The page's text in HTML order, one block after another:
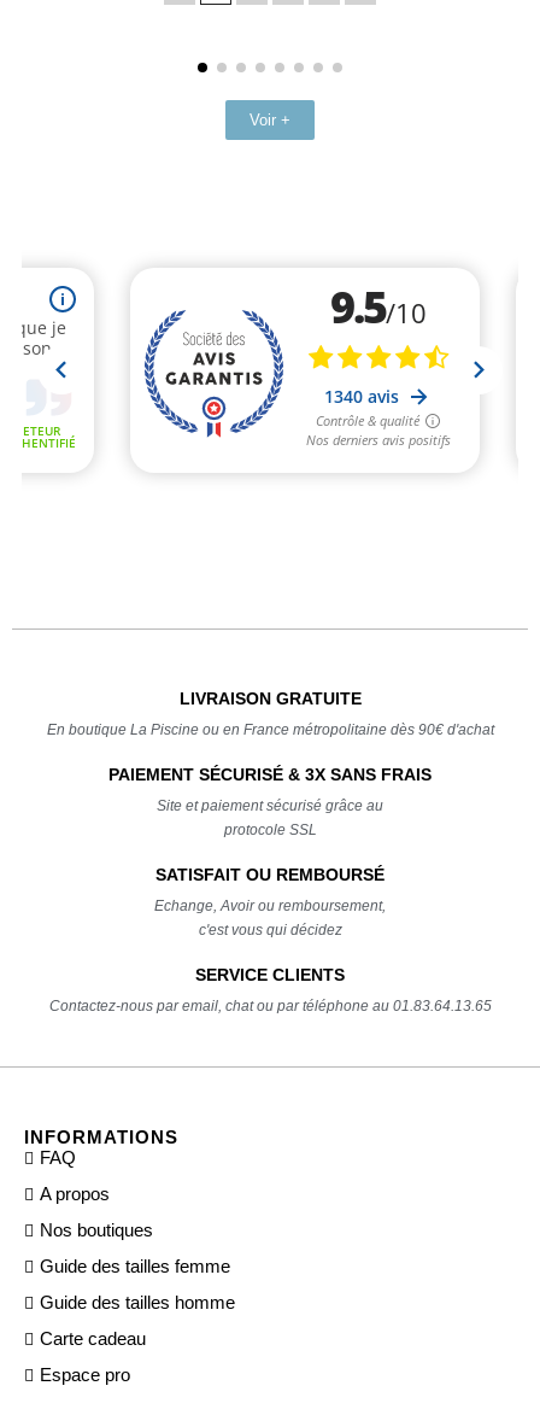
Voir +
LIVRAISON GRATUITE
En boutique La Piscine ou en France métropolitaine dès 90€ d'achat
PAIEMENT SÉCURISÉ & 3X SANS FRAIS
Site et paiement sécurisé grâce au
protocole SSL
SATISFAIT OU REMBOURSÉ
Echange, Avoir ou remboursement,
c'est vous qui décidez
SERVICE CLIENTS
Contactez-nous par email, chat ou par téléphone au 01.83.64.13.65
INFORMATIONS
FAQ
A propos
Nos boutiques
Guide des tailles femme
Guide des tailles homme
Carte cadeau
Espace pro